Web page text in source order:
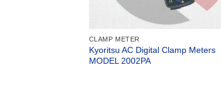
CLAMP METER
Kyoritsu AC Digital Clamp Meters
MODEL 2002PA